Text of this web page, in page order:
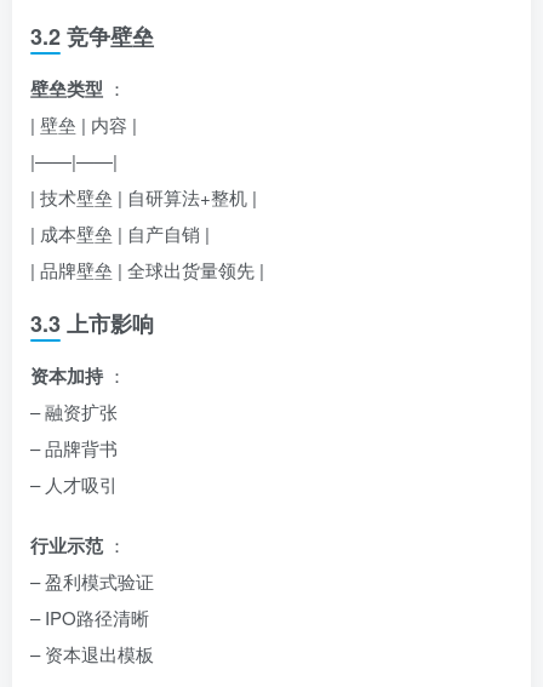
3.2 竞争壁垒
壁垒类型 ：
| 壁垒 | 内容 |
|——|——|
| 技术壁垒 | 自研算法+整机 |
| 成本壁垒 | 自产自销 |
| 品牌壁垒 | 全球出货量领先 |
3.3 上市影响
资本加持 ：
– 融资扩张
– 品牌背书
– 人才吸引
行业示范 ：
– 盈利模式验证
– IPO路径清晰
– 资本退出模板